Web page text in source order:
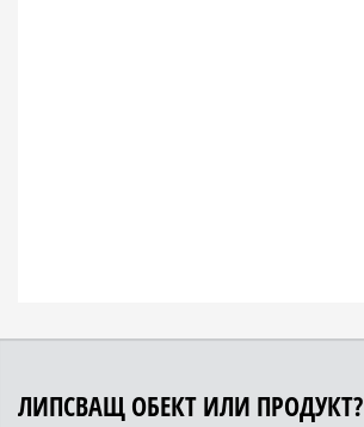
ЛИПСВАЩ ОБЕКТ ИЛИ ПРОДУКТ?